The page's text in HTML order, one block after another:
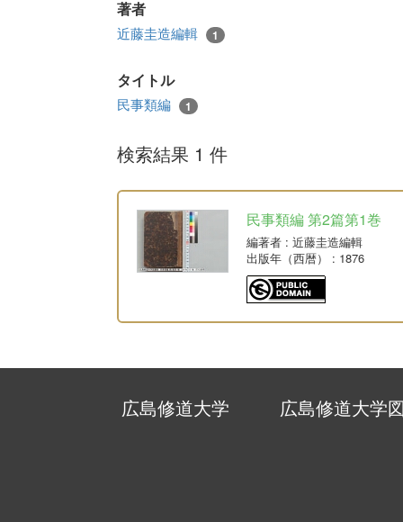
著者
近藤圭造編輯 1
タイトル
民事類編 1
検索結果 1 件
民事類編 第2篇第1巻
編著者 : 近藤圭造編輯
出版年（西暦）
: 1876
広島修道大学 広島修道大学